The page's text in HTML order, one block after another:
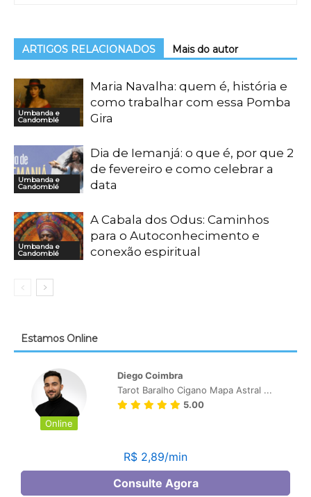
ARTIGOS RELACIONADOS Mais do autor
Umbanda e
Candomblé
Maria Navalha: quem é, história e
como trabalhar com essa Pomba
Gira
Umbanda e
Candomblé
Dia de Iemanjá: o que é, por que 2
de fevereiro e como celebrar a
data
Umbanda e
Candomblé
A Cabala dos Odus: Caminhos
para o Autoconhecimento e
conexão espiritual
Estamos Online